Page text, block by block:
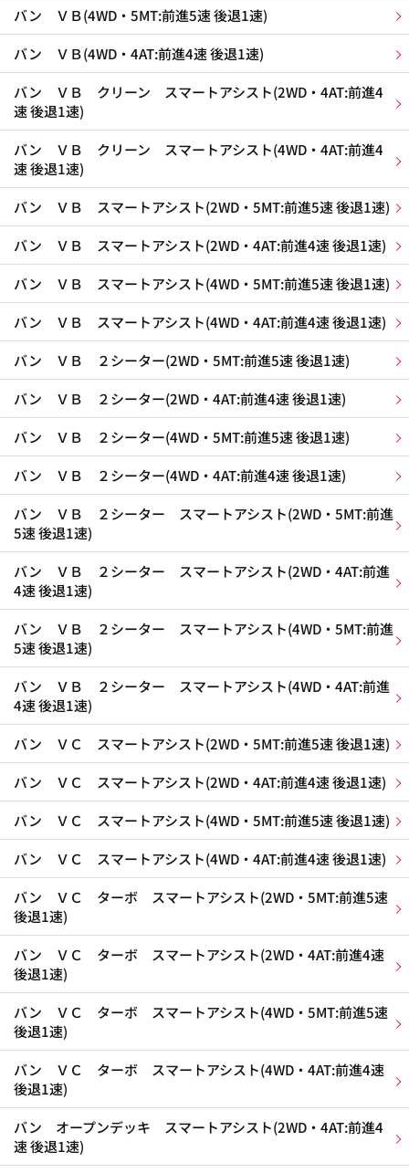
バン ＶＢ(4WD・5MT:前進5速 後退1速)
バン ＶＢ(4WD・4AT:前進4速 後退1速)
バン ＶＢ クリーン スマートアシスト(2WD・4AT:前進4
速 後退1速)
バン ＶＢ クリーン スマートアシスト(4WD・4AT:前進4
速 後退1速)
バン ＶＢ スマートアシスト(2WD・5MT:前進5速 後退1速)
バン ＶＢ スマートアシスト(2WD・4AT:前進4速 後退1速)
バン ＶＢ スマートアシスト(4WD・5MT:前進5速 後退1速)
バン ＶＢ スマートアシスト(4WD・4AT:前進4速 後退1速)
バン ＶＢ ２シーター(2WD・5MT:前進5速 後退1速)
バン ＶＢ ２シーター(2WD・4AT:前進4速 後退1速)
バン ＶＢ ２シーター(4WD・5MT:前進5速 後退1速)
バン ＶＢ ２シーター(4WD・4AT:前進4速 後退1速)
バン ＶＢ ２シーター スマートアシスト(2WD・5MT:前進
5速 後退1速)
バン ＶＢ ２シーター スマートアシスト(2WD・4AT:前進
4速 後退1速)
バン ＶＢ ２シーター スマートアシスト(4WD・5MT:前進
5速 後退1速)
バン ＶＢ ２シーター スマートアシスト(4WD・4AT:前進
4速 後退1速)
バン ＶＣ スマートアシスト(2WD・5MT:前進5速 後退1速)
バン ＶＣ スマートアシスト(2WD・4AT:前進4速 後退1速)
バン ＶＣ スマートアシスト(4WD・5MT:前進5速 後退1速)
バン ＶＣ スマートアシスト(4WD・4AT:前進4速 後退1速)
バン ＶＣ ターボ スマートアシスト(2WD・5MT:前進5速
後退1速)
バン ＶＣ ターボ スマートアシスト(2WD・4AT:前進4速
後退1速)
バン ＶＣ ターボ スマートアシスト(4WD・5MT:前進5速
後退1速)
バン ＶＣ ターボ スマートアシスト(4WD・4AT:前進4速
後退1速)
バン オープンデッキ スマートアシスト(2WD・4AT:前進4
速 後退1速)